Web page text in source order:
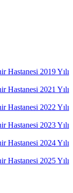
Hastanesi 2019 Yılı
Hastanesi 2021 Yılı
Hastanesi 2022 Yılı
Hastanesi 2023 Yılı
Hastanesi 2024 Yılı
Hastanesi 2025 Yılı